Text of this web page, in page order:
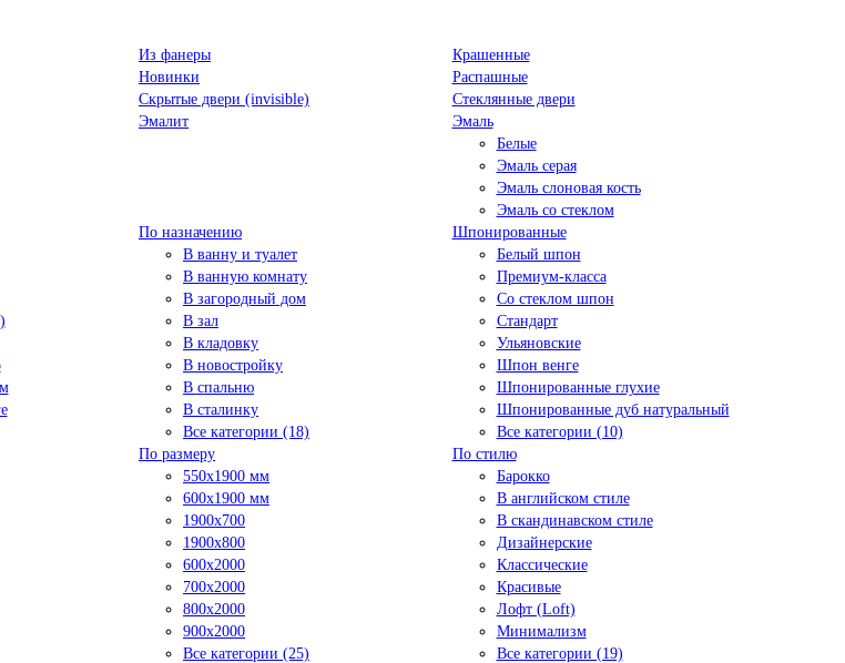
Из фанеры
Крашенные
Новинки
Распашные
Скрытые двери (invisible)
Стеклянные двери
Эмалит
Эмаль
Белые
Эмаль серая
Эмаль слоновая кость
Эмаль со стеклом
По назначению
В ванну и туалет
В ванную комнату
В загородный дом
В зал
В кладовку
В новостройку
В спальню
В сталинку
Все категории (18)
Шпонированные
Белый шпон
Премиум-класса
Со стеклом шпон
Стандарт
Ульяновские
Шпон венге
Шпонированные глухие
Шпонированные дуб натуральный
Все категории (10)
По размеру
550x1900 мм
600x1900 мм
1900х700
1900х800
600x2000
700x2000
800x2000
900x2000
Все категории (25)
По стилю
Барокко
В английском стиле
В скандинавском стиле
Дизайнерские
Классические
Красивые
Лофт (Loft)
Минимализм
Все категории (19)